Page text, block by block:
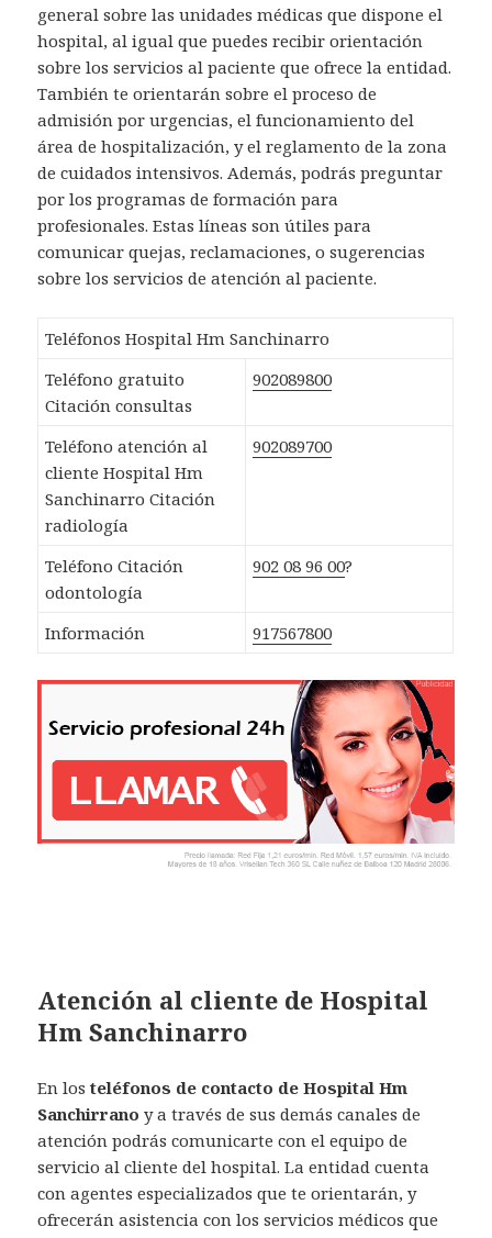
general sobre las unidades médicas que dispone el
hospital, al igual que puedes recibir orientación
sobre los servicios al paciente que ofrece la entidad.
También te orientarán sobre el proceso de
admisión por urgencias, el funcionamiento del
área de hospitalización, y el reglamento de la zona
de cuidados intensivos. Además, podrás preguntar
por los programas de formación para
profesionales. Estas líneas son útiles para
comunicar quejas, reclamaciones, o sugerencias
sobre los servicios de atención al paciente.
Teléfonos Hospital Hm Sanchinarro
Teléfono gratuito
Citación consultas
902089800
Teléfono atención al
cliente Hospital Hm
Sanchinarro Citación
radiología
902089700
Teléfono Citación
odontología
902 08 96 00?
Información 917567800
Atención al cliente de Hospital
Hm Sanchinarro
En losteléfonos de contacto de Hospital Hm
Sanchirranoy a través de sus demás canales de
atención podrás comunicarte con el equipo de
servicio al cliente del hospital. La entidad cuenta
con agentes especializados que te orientarán, y
ofrecerán asistencia con los servicios médicos que